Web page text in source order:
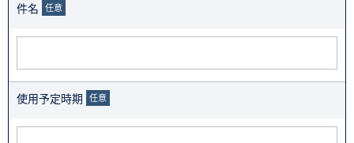
件名 任意
使用予定時期 任意